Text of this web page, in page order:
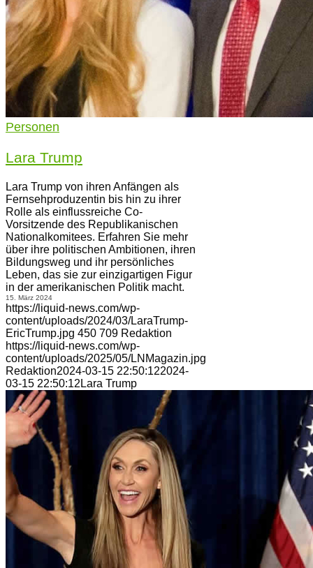
Personen
Lara Trump
Lara Trump von ihren Anfängen als
Fernsehproduzentin bis hin zu ihrer
Rolle als einflussreiche Co-
Vorsitzende des Republikanischen
Nationalkomitees. Erfahren Sie mehr
über ihre politischen Ambitionen, ihren
Bildungsweg und ihr persönliches
Leben, das sie zur einzigartigen Figur
in der amerikanischen Politik macht.
15. März 2024
https://liquid-news.com/wp-
content/uploads/2024/03/LaraTrump-
EricTrump.jpg 450 709 Redaktion
https://liquid-news.com/wp-
content/uploads/2025/05/LNMagazin.jpg
Redaktion2024-03-15 22:50:122024-
03-15 22:50:12 Lara Trump